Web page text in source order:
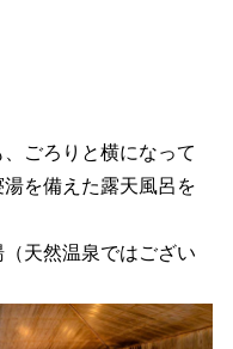
ごろりと横になって
を備えた露天風呂を
天然温泉ではござい